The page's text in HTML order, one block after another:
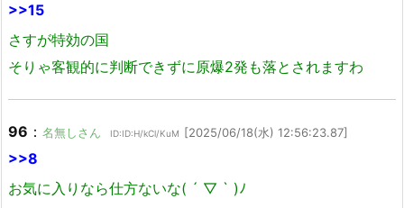
>>15
さすが特効の国
そりゃ客観的に判断できずに原爆2発も落とされますわ
96 ： 名無しさん ID:ID:H/kCl/KuM [2025/06/18(水) 12:56:23.87]
>>8
お気に入りなら仕方ないな( ´ ▽ ` )ﾉ